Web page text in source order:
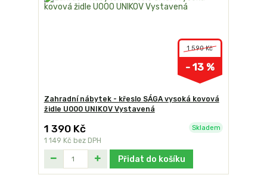
1 590 Kč
- 13 %
Zahradní nábytek - křeslo SÁGA vysoká kovová
židle U000 UNIKOV Vystavená
1 390 Kč
1 149 Kč bez DPH
Skladem
Přidat do košíku